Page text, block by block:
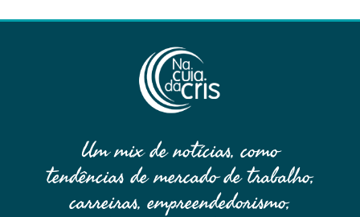
Um mix de notícias, como
tendências de mercado de trabalho,
carreiras, empreendedorismo,